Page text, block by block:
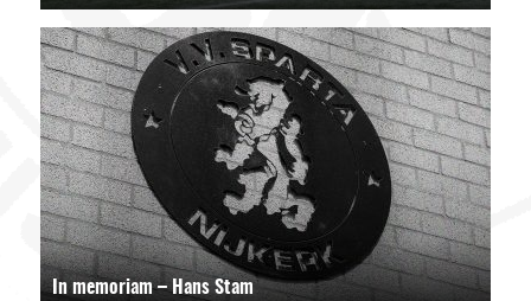
In memoriam – Hans Stam